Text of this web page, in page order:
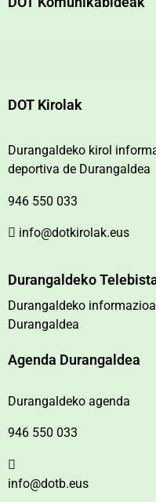
DOT Kirolak
Durangaldeko kirol
deportiva de Durangaldea
946 550 033
info@dotkirolak.eus
Durangaldeko
Durangaldeko
Durangaldea
Agenda Durangaldea
Durangaldeko agenda
946 550 033
info@dotb.eus